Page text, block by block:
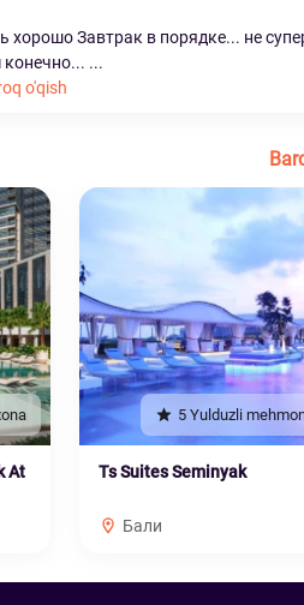
хорошо Завтрак в порядке... не
конечно... ...
o'qish
At
5 Yulduzli
Ts Suites Seminyak
Бали